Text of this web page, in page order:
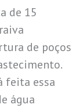
de 15
de poços
feita essa
água